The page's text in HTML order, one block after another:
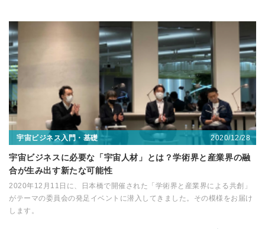
宇宙ビジネス入門・基礎 2020/12/28
宇宙ビジネスに必要な「宇宙人材」とは？学術界と産業界の融
合が生み出す新たな可能性
2020年12月11日に、日本橋で開催された「学術界と産業界による共創」
がテーマの委員会の発足イベントに潜入してきました。その模様をお届け
します。